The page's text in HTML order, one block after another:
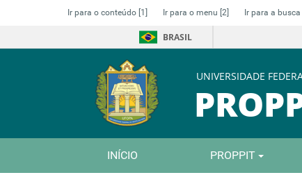
Ir para o conteúdo [1] Ir para o menu [2] Ir para a busca
BRASIL
UNIVERSIDADE
INÍCIO PROPPIT